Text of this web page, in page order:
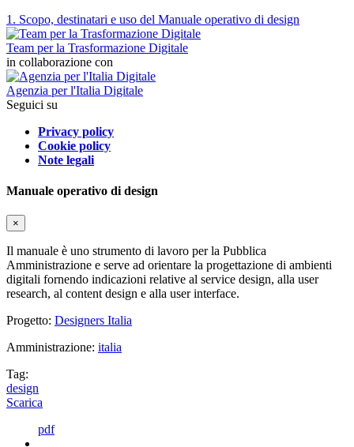
1. Scopo, destinatari e uso del Manuale operativo di design
Team per la Trasformazione Digitale
in collaborazione con
Agenzia per l'Italia Digitale
Seguici su
Privacy policy
Cookie policy
Note legali
Manuale operativo di design
×
Il manuale è uno strumento di lavoro per la Pubblica
Amministrazione e serve ad orientare la progettazione di ambienti
digitali fornendo indicazioni relative al service design, alla user
research, al content design e alla user interface.
Progetto: Designers Italia
Amministrazione: italia
Tag:
design
Scarica
pdf